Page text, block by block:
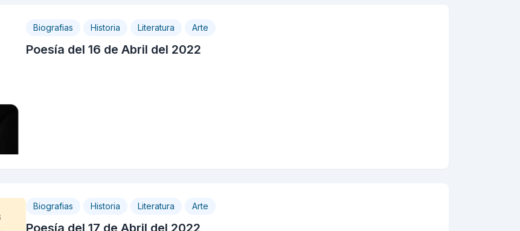
Biografias Historia Literatura Arte
Poesía del 16 de Abril del 2022
Biografias Historia Literatura Arte
Poesía del 17 de Abril del 2022